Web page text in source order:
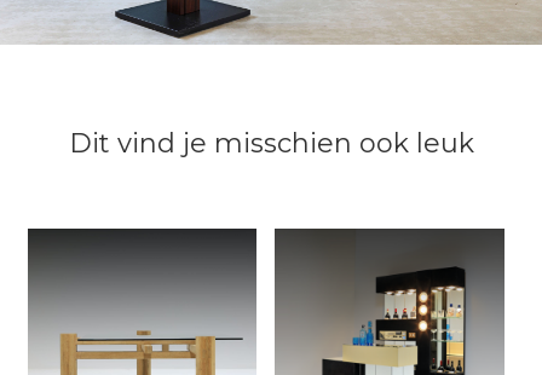
Dit vind je misschien ook leuk